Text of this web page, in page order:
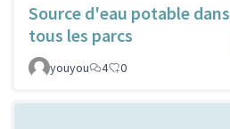
Source d'eau potable dans
tous les parcs
youyou
4 0